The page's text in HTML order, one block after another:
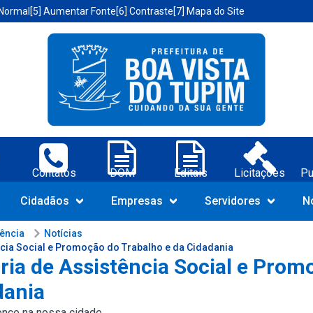
[5] Aumentar Fonte[6] Contraste[7] Mapa do Site
do Tupim-BA;
Contatos DOM Editais Licitações
Navegue pelo portal da
Cidadãos Empresas Servidores
Notícias
Social e Promoção do Trabalho e da Cidadania
de Assistência Social e